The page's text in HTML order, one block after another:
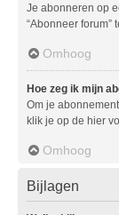
Je abonneren op
“Abonneer forum”
Omhoog
Hoe zeg ik mijn
Om je
klik je op de hier
Omhoog
Bijlagen